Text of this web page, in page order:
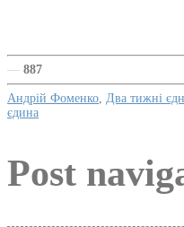
— 887
Андрій Фоменко, Два тижні
єдина
Post